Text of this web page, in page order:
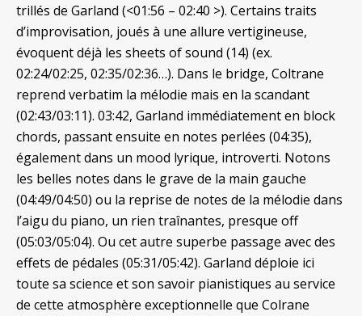
trillés de Garland (<01:56 – 02:40 >). Certains traits
d’improvisation, joués à une allure vertigineuse,
évoquent déjà les sheets of sound (14) (ex.
02:24/02:25, 02:35/02:36…). Dans le bridge, Coltrane
reprend verbatim la mélodie mais en la scandant
(02:43/03:11). 03:42, Garland immédiatement en block
chords, passant ensuite en notes perlées (04:35),
également dans un mood lyrique, introverti. Notons
les belles notes dans le grave de la main gauche
(04:49/04:50) ou la reprise de notes de la mélodie dans
l’aigu du piano, un rien traînantes, presque off
(05:03/05:04). Ou cet autre superbe passage avec des
effets de pédales (05:31/05:42). Garland déploie ici
toute sa science et son savoir pianistiques au service
de cette atmosphère exceptionnelle que Colrane